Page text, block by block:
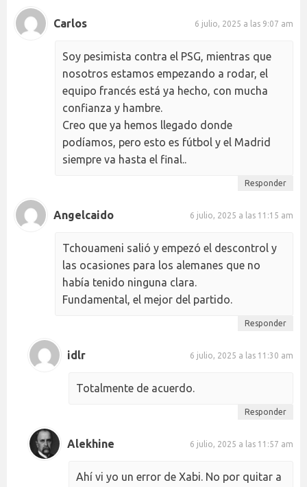
Carlos 6 julio, 2025 a las 9:07 am
Soy pesimista contra el PSG, mientras que
nosotros estamos empezando a rodar, el
equipo francés está ya hecho, con mucha
confianza y hambre.
Creo que ya hemos llegado donde
podíamos, pero esto es fútbol y el Madrid
siempre va hasta el final..
Responder
Angelcaido 6 julio, 2025 a las 11:15 am
Tchouameni salió y empezó el descontrol y
las ocasiones para los alemanes que no
había tenido ninguna clara.
Fundamental, el mejor del partido.
Responder
idlr 6 julio, 2025 a las 11:30 am
Totalmente de acuerdo.
Responder
Alekhine 6 julio, 2025 a las 11:57 am
Ahí vi yo un error de Xabi. No por quitar a